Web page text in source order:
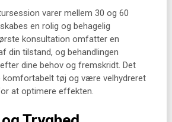
varer mellem 30 og 60
en rolig og behagelig
konsultation omfatter en
din tilstand, og behandlingen
dine behov og fremskridt. Det
tøj og være velhydreret
at optimere effekten.